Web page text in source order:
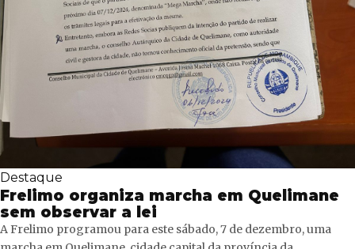
Destaque
Frelimo organiza marcha em Quelimane
sem observar a lei
A Frelimo programou para este sábado, 7 de dezembro, uma